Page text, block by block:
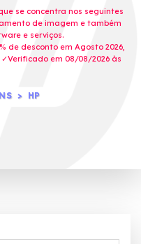
se concentra nos seguintes
de imagem e também
e serviços.
de desconto em Agosto 2026,
em 08/08/2026 às
HP